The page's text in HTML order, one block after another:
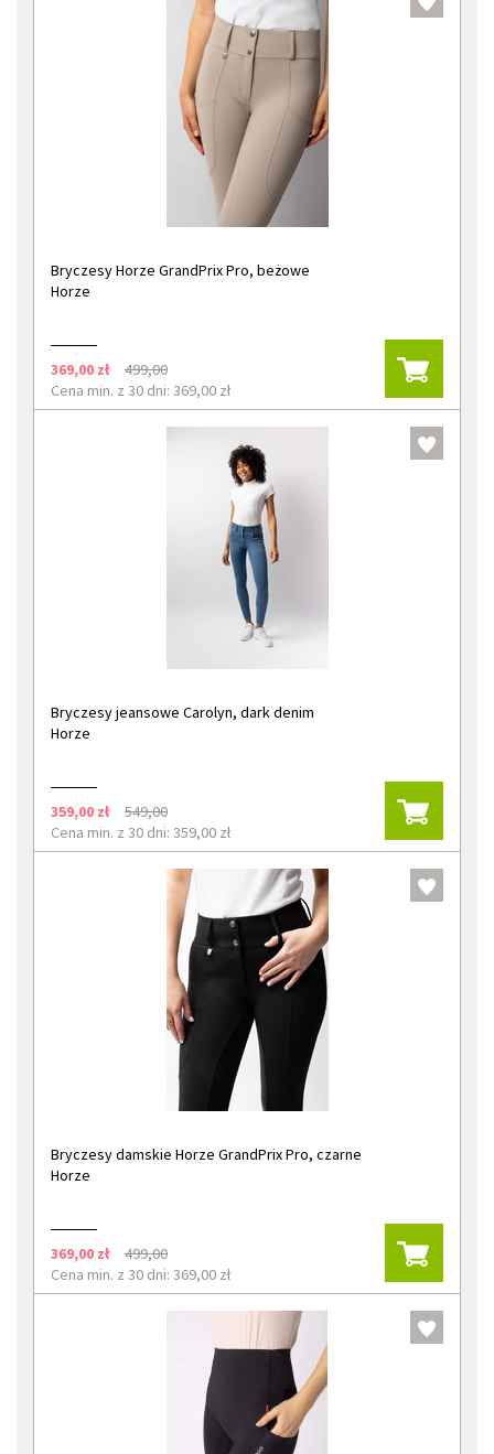
Bryczesy Horze GrandPrix Pro, beżowe
Horze
369,00 zł
499,00
Cena min. z 30 dni: 369,00 zł
Bryczesy jeansowe Carolyn, dark denim
Horze
359,00 zł
549,00
Cena min. z 30 dni: 359,00 zł
Bryczesy damskie Horze GrandPrix Pro, czarne
Horze
369,00 zł
499,00
Cena min. z 30 dni: 369,00 zł